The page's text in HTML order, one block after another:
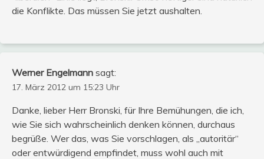
die Konflikte. Das müssen Sie jetzt aushalten.
Werner Engelmann sagt:
17. März 2012 um 15:23 Uhr
Danke, lieber Herr Bronski, für Ihre Bemühungen, die ich,
wie Sie sich wahrscheinlich denken können, durchaus
begrüße. Wer das, was Sie vorschlagen, als „autoritär“
oder entwürdigend empfindet, muss wohl auch mit